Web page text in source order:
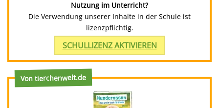
Nutzung im Unterricht?
Die Verwendung unserer Inhalte in der Schule ist
lizenzpflichtig.
SCHULLIZENZ AKTIVIEREN
Von tierchenwelt.de